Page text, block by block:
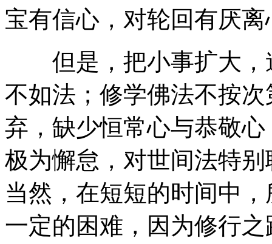
宝有信心，对轮回有厌
但是，把小事扩大，
不如法；修学佛法不按
弃，缺少恒常心与恭敬
极为懈怠，对世间法特
当然，在短短的时间中
一定的困难，因为修行